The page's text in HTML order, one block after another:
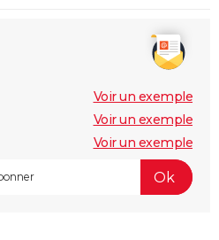
Voir un exemple
Voir un exemple
Voir un exemple